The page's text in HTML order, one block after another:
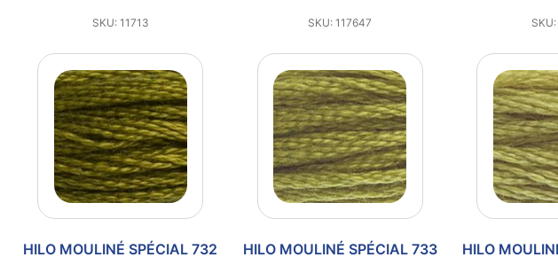
SKU: 11713 SKU: 117647
HILO MOULINÉ SPÉCIAL 732 HILO MOULINÉ SPÉCIAL 733 HILO